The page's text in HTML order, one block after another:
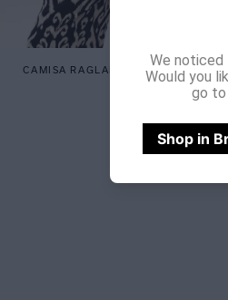
We noticed
Would you
go to
Shop in
CAMISA RAGLAN MANGA LONGA